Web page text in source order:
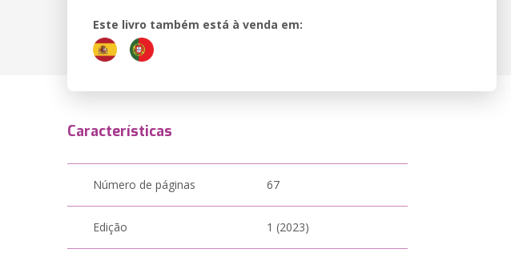
Este livro também está à venda em:
Características
Número de páginas 67
Edição 1 (2023)